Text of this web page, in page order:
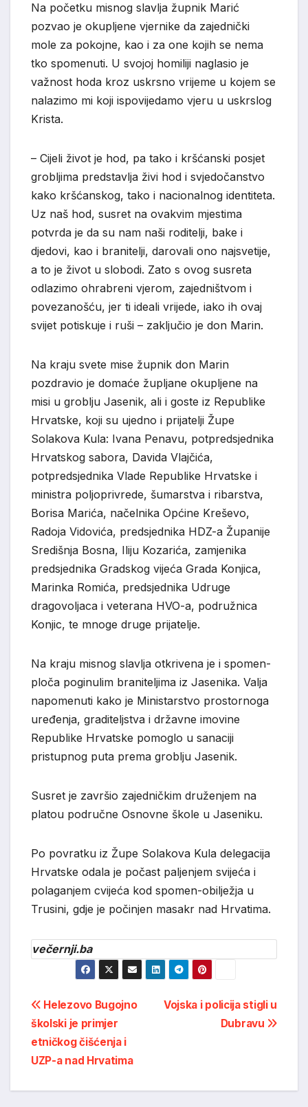
Na početku misnog slavlja župnik Marić
pozvao je okupljene vjernike da zajednički
mole za pokojne, kao i za one kojih se nema
tko spomenuti. U svojoj homiliji naglasio je
važnost hoda kroz uskrsno vrijeme u kojem se
nalazimo mi koji ispovijedamo vjeru u uskrslog
Krista.
– Cijeli život je hod, pa tako i kršćanski posjet
grobljima predstavlja živi hod i svjedočanstvo
kako kršćanskog, tako i nacionalnog identiteta.
Uz naš hod, susret na ovakvim mjestima
potvrda je da su nam naši roditelji, bake i
djedovi, kao i branitelji, darovali ono najsvetije,
a to je život u slobodi. Zato s ovog susreta
odlazimo ohrabreni vjerom, zajedništvom i
povezanošću, jer ti ideali vrijede, iako ih ovaj
svijet potiskuje i ruši – zaključio je don Marin.
Na kraju svete mise župnik don Marin
pozdravio je domaće župljane okupljene na
misi u groblju Jasenik, ali i goste iz Republike
Hrvatske, koji su ujedno i prijatelji Župe
Solakova Kula: Ivana Penavu, potpredsjednika
Hrvatskog sabora, Davida Vlajčića,
potpredsjednika Vlade Republike Hrvatske i
ministra poljoprivrede, šumarstva i ribarstva,
Borisa Marića, načelnika Općine Kreševo,
Radoja Vidovića, predsjednika HDZ-a Županije
Središnja Bosna, Iliju Kozarića, zamjenika
predsjednika Gradskog vijeća Grada Konjica,
Marinka Romića, predsjednika Udruge
dragovoljaca i veterana HVO-a, podružnica
Konjic, te mnoge druge prijatelje.
Na kraju misnog slavlja otkrivena je i spomen-
ploča poginulim braniteljima iz Jasenika. Valja
napomenuti kako je Ministarstvo prostornoga
uređenja, graditeljstva i državne imovine
Republike Hrvatske pomoglo u sanaciji
pristupnog puta prema groblju Jasenik.
Susret je završio zajedničkim druženjem na
platou područne Osnovne škole u Jaseniku.
Po povratku iz Župe Solakova Kula delegacija
Hrvatske odala je počast paljenjem svijeća i
polaganjem cvijeća kod spomen-obilježja u
Trusini, gdje je počinjen masakr nad Hrvatima.
večernji.ba
Post
navigation
Vojska i policija stigli u
Dubravu
Helezovo Bugojno
školski je primjer
etničkog čišćenja i
UZP-a nad Hrvatima